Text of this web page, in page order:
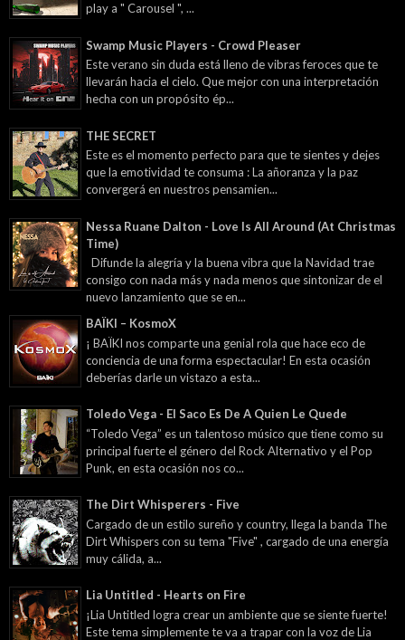
play a " Carousel ", ...
Swamp Music Players - Crowd Pleaser
Este verano sin duda está lleno de vibras feroces que te
llevarán hacia el cielo. Que mejor con una interpretación
hecha con un propósito ép...
THE SECRET
Este es el momento perfecto para que te sientes y dejes
que la emotividad te consuma : La añoranza y la paz
convergerá en nuestros pensamien...
Nessa Ruane Dalton - Love Is All Around (At Christmas
Time)
Difunde la alegría y la buena vibra que la Navidad trae
consigo con nada más y nada menos que sintonizar de el
nuevo lanzamiento que se en...
BAÏKI – KosmoX
¡ BAÏKI nos comparte una genial rola que hace eco de
conciencia de una forma espectacular! En esta ocasión
deberías darle un vistazo a esta...
Toledo Vega - El Saco Es De A Quien Le Quede
“Toledo Vega” es un talentoso músico que tiene como su
principal fuerte el género del Rock Alternativo y el Pop
Punk, en esta ocasión nos co...
The Dirt Whisperers - Five
Cargado de un estilo sureño y country, llega la banda The
Dirt Whispers con su tema "Five" , cargado de una energía
muy cálida, a...
Lia Untitled - Hearts on Fire
¡Lia Untitled logra crear un ambiente que se siente fuerte!
Este tema simplemente te va a trapar con la voz de Lia